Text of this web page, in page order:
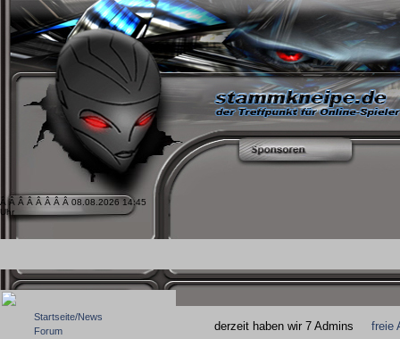
Â Â Â Â Â Â Â Â 08.08.2026 14:45
Uhr
Startseite/News
Forum
derzeit haben wir 7 Admins freie